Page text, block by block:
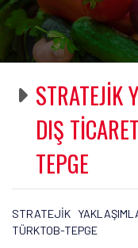
STRATEJİK
DIŞ
TEPGE
STRATEJİK
TÜRKTOB-TEPGE